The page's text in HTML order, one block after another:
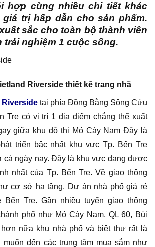
hợp cùng nhiều chi tiết khác
giá trị hấp dẫn cho sản phẩm.
sắc cho toàn bộ thành viên
trải nghiệm 1 cuộc sống.
Riverside thiết kế trang nhã
Riverside tại phía Đồng Bằng Sông Cửu
Tre có vị trí 1 địa điểm chẳng thể xuất
giữa khu đô thị Mỏ Cày Nam Đây là
triển bậc nhất khu vực Tp. Bến Tre
cả ngày nay. Đây là khu vực đang được
nhất của Tp. Bến Tre. Về giao thông
cơ sở hạ tầng. Dự án nhà phố giá rẻ
Bến Tre. Gần nhiều tuyến giao thông
phố như Mỏ Cày Nam, QL 60, Bùi
nữa khu nhà phố và biệt thự rất là
đến các trung tâm mua sắm như